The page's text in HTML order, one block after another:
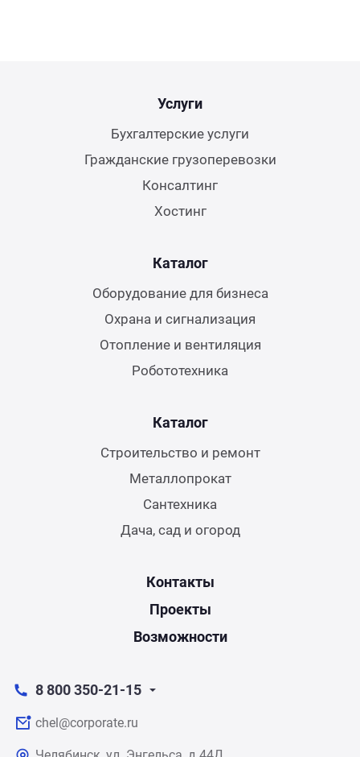
Услуги
Бухгалтерские услуги
Гражданские грузоперевозки
Консалтинг
Хостинг
Каталог
Оборудование для бизнеса
Охрана и сигнализация
Отопление и вентиляция
Робототехника
Каталог
Строительство и ремонт
Металлопрокат
Сантехника
Дача, сад и огород
Контакты
Проекты
Возможности
8 800 350-21-15
chel@corporate.ru